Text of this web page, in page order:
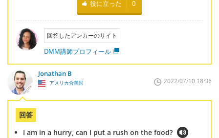
役に立った 0
回答したアンカーのサイト
DMM講師プロフィール
Jonathan B
アメリカ合衆国 2022/07/10 18:36
回答
I am in a hurry, can I put a rush on the food?